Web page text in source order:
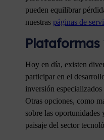
pueden equilibrar
nuestras páginas de
Hoy en día, existen
participar en el
inversión
Otras opciones, como
sobre las oportunidades
paisaje del sector